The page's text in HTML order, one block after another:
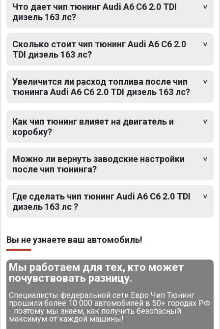
Что дает чип тюнинг Audi A6 C6 2.0 TDI
дизель 163 лс?
Сколько стоит чип тюнинг Audi A6 C6 2.0
TDI дизель 163 лс?
Увеличится ли расход топлива после чип
тюнинга Audi A6 C6 2.0 TDI дизель 163 лс?
Как чип тюнинг влияет на двигатель и
коробку?
Можно ли вернуть заводские настройки
после чип тюнинга?
Где сделать чип тюнинг Audi A6 C6 2.0 TDI
дизель 163 лс ?
Вы не узнаете ваш автомобиль!
Мы работаем для тех, кто может
почувствовать разницу.
Специалисты федеральной сети Евро Чип Тюнинг
прошили более 10 000 автомобилей в 50+ городах РФ
- поэтому мы знаем, как получить безопасный
максимум от каждой машины!